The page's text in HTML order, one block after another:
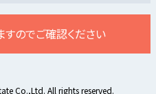
のでご確認ください
Co.,Ltd. All rights reserved.